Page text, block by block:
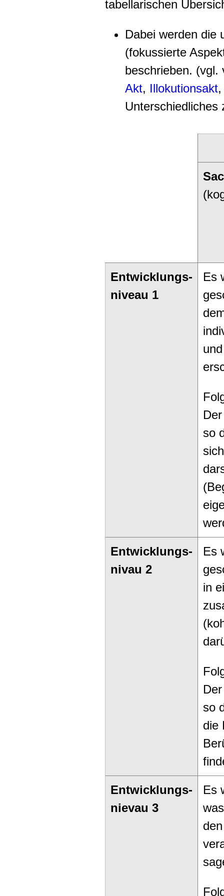
tabellarischen
Dabei werden die
(fokussierte
beschrieben.
Akt, Illokutionsakt
Unterschiedliches
Entwicklungs-
niveau 1
Es
so
Entwicklungs-
nivau 2
Es
in
so
die
Entwicklungs-
nievau 3
Es